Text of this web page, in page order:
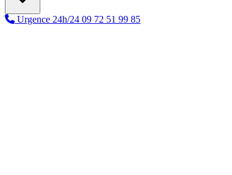
Urgence 24h/24 09 72 51 99 85